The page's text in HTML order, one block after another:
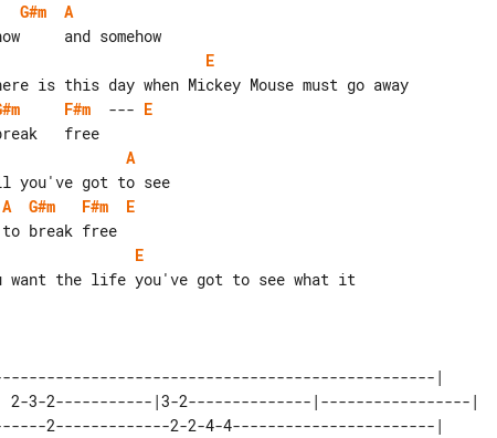
G#m
A
E
F#m
  ---
E
A
A G#m F#m
E
E
|
2-3-2-----------|3-2--------------|-----------------|
2-------------2-2-4-4-----------------------|